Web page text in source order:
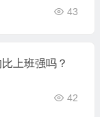
43
上班强吗？
42